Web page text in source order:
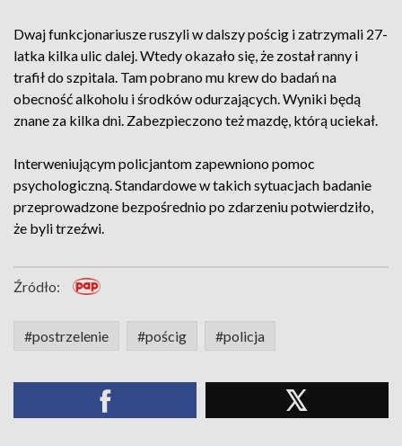
Dwaj funkcjonariusze ruszyli w dalszy pościg i zatrzymali 27-
latka kilka ulic dalej. Wtedy okazało się, że został ranny i
trafił do szpitala. Tam pobrano mu krew do badań na
obecność alkoholu i środków odurzających. Wyniki będą
znane za kilka dni. Zabezpieczono też mazdę, którą uciekał.
Interweniującym policjantom zapewniono pomoc
psychologiczną. Standardowe w takich sytuacjach badanie
przeprowadzone bezpośrednio po zdarzeniu potwierdziło,
że byli trzeźwi.
Źródło:
#postrzelenie #pościg #policja